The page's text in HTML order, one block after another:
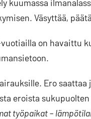
kuumassa
Väsyttää,
on havaittu
Ero
eroista
työpaikat –